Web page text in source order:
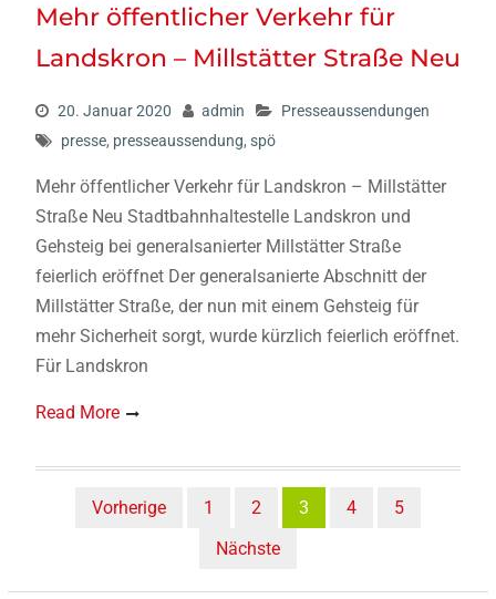
Mehr öffentlicher Verkehr für
Landskron – Millstätter Straße Neu
20. Januar 2020 admin
Presseaussendungen
presse, presseaussendung, spö
Mehr öffentlicher Verkehr für Landskron – Millstätter
Straße Neu Stadtbahnhaltestelle Landskron und
Gehsteig bei generalsanierter Millstätter Straße
feierlich eröffnet Der generalsanierte Abschnitt der
Millstätter Straße, der nun mit einem Gehsteig für
mehr Sicherheit sorgt, wurde kürzlich feierlich eröffnet.
Für Landskron
Read More
Vorherige 1 2 3 4
5
Nächste